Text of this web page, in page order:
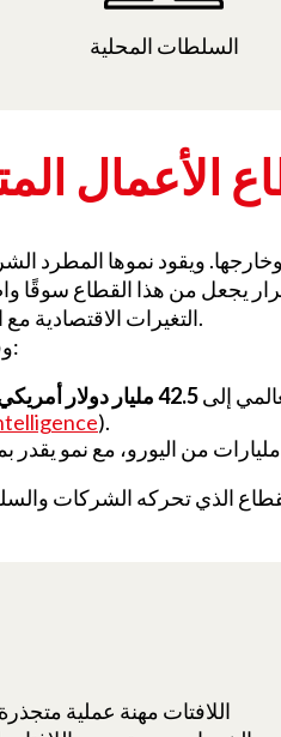
السلطات المحلية
الأعمال
ويقود نموها المطرد
يجعل من هذا القطاع سوقًا
التغيرات الاقتصادية مع الحفاظ على ديناميكية محلية قوية.
وفقًا للعديد من الدراسات المعيارية:
إلى42.5 مليار دولار أمريكي بحلول عام 2025،
).
من اليورو، مع نمو يقدر
الذي تحركه الشركات
اللافتات مهنة عملية